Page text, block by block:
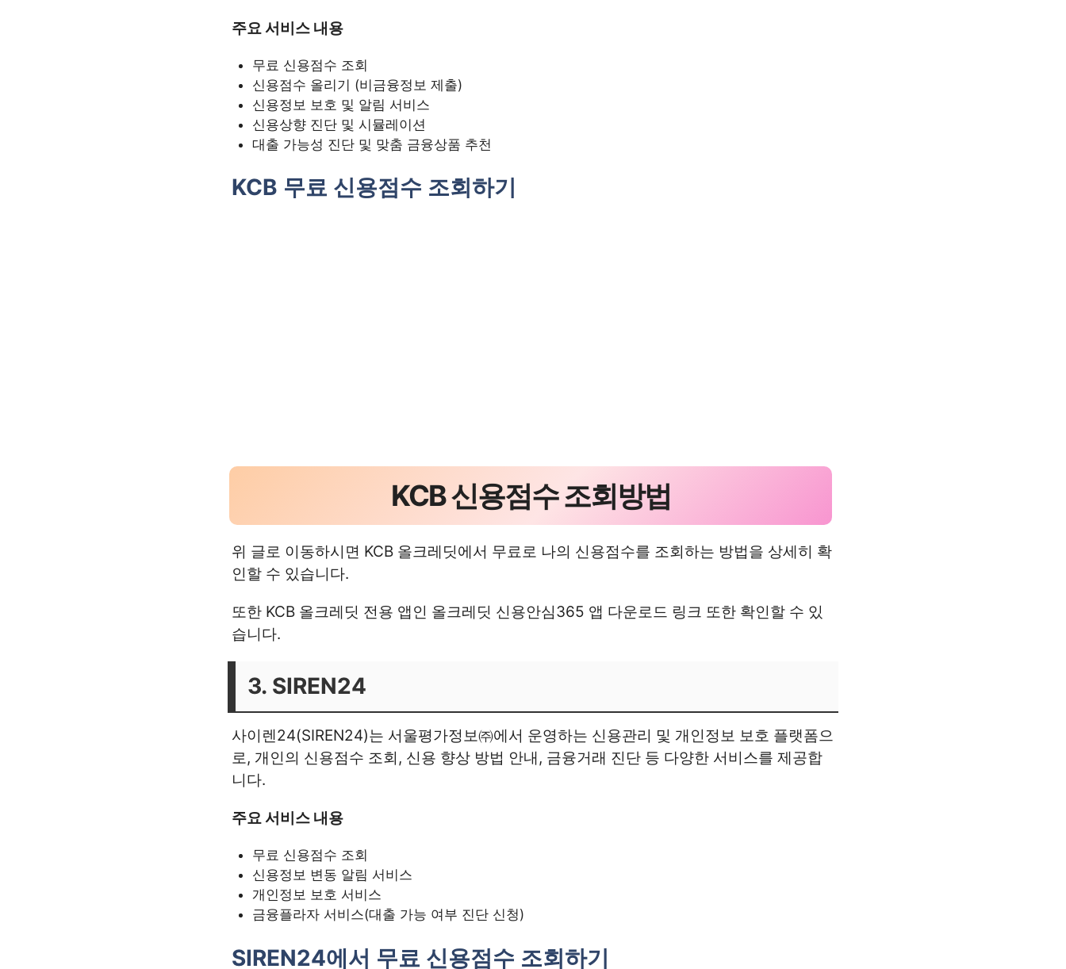
주요 서비스 내용
무료 신용점수 조회
신용점수 올리기 (비금융정보 제출)
신용정보 보호 및 알림 서비스
신용상향 진단 및 시뮬레이션
대출 가능성 진단 및 맞춤 금융상품 추천
KCB 무료 신용점수 조회하기
KCB 신용점수 조회방법
위 글로 이동하시면 KCB 올크레딧에서 무료로 나의 신용점수를 조회하는 방법을 상세히 확
인할 수 있습니다.
또한 KCB 올크레딧 전용 앱인 올크레딧 신용안심365 앱 다운로드 링크 또한 확인할 수 있
습니다.
3. SIREN24
사이렌24(SIREN24)는 서울평가정보㈜에서 운영하는 신용관리 및 개인정보 보호 플랫폼으
로, 개인의 신용점수 조회, 신용 향상 방법 안내, 금융거래 진단 등 다양한 서비스를 제공합
니다.
주요 서비스 내용
무료 신용점수 조회
신용정보 변동 알림 서비스
개인정보 보호 서비스
금융플라자 서비스(대출 가능 여부 진단 신청)
SIREN24에서 무료 신용점수 조회하기